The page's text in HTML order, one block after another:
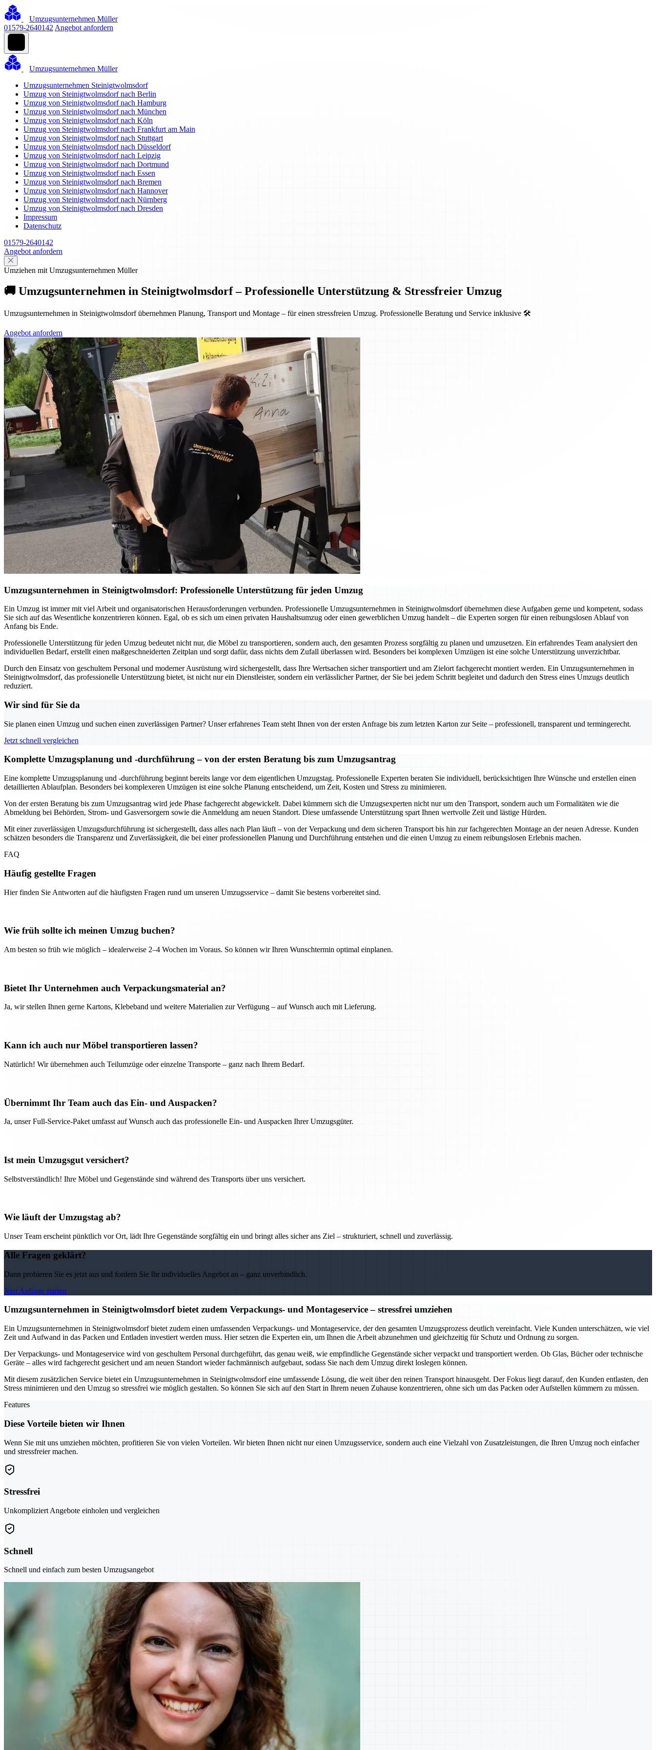
Umzugsunternehmen Müller
01579-2640142 Angebot anfordern
Umzugsunternehmen Müller
Umzugsunternehmen Steinigtwolmsdorf
Umzug von Steinigtwolmsdorf nach Berlin
Umzug von Steinigtwolmsdorf nach Hamburg
Umzug von Steinigtwolmsdorf nach München
Umzug von Steinigtwolmsdorf nach Köln
Umzug von Steinigtwolmsdorf nach Frankfurt am Main
Umzug von Steinigtwolmsdorf nach Stuttgart
Umzug von Steinigtwolmsdorf nach Düsseldorf
Umzug von Steinigtwolmsdorf nach Leipzig
Umzug von Steinigtwolmsdorf nach Dortmund
Umzug von Steinigtwolmsdorf nach Essen
Umzug von Steinigtwolmsdorf nach Bremen
Umzug von Steinigtwolmsdorf nach Hannover
Umzug von Steinigtwolmsdorf nach Nürnberg
Umzug von Steinigtwolmsdorf nach Dresden
Impressum
Datenschutz
01579-2640142
Angebot anfordern
Umziehen mit Umzugsunternehmen Müller
🚚 Umzugsunternehmen in Steinigtwolmsdorf – Professionelle Unterstützung & Stressfreier Umzug
Umzugsunternehmen in Steinigtwolmsdorf übernehmen Planung, Transport und Montage – für einen stressfreien Umzug. Professionelle Beratung und Service inklusive 🛠️
Angebot anfordern
Umzugsunternehmen in Steinigtwolmsdorf: Professionelle Unterstützung für jeden Umzug
Ein Umzug ist immer mit viel Arbeit und organisatorischen Herausforderungen verbunden. Professionelle Umzugsunternehmen in Steinigtwolmsdorf übernehmen diese Aufgaben gerne und kompetent, sodass
Sie sich auf das Wesentliche konzentrieren können. Egal, ob es sich um einen privaten Haushaltsumzug oder einen gewerblichen Umzug handelt – die Experten sorgen für einen reibungslosen Ablauf von
Anfang bis Ende.
Professionelle Unterstützung für jeden Umzug bedeutet nicht nur, die Möbel zu transportieren, sondern auch, den gesamten Prozess sorgfältig zu planen und umzusetzen. Ein erfahrendes Team analysiert den
individuellen Bedarf, erstellt einen maßgeschneiderten Zeitplan und sorgt dafür, dass nichts dem Zufall überlassen wird. Besonders bei komplexen Umzügen ist eine solche Unterstützung unverzichtbar.
Durch den Einsatz von geschultem Personal und moderner Ausrüstung wird sichergestellt, dass Ihre Wertsachen sicher transportiert und am Zielort fachgerecht montiert werden. Ein Umzugsunternehmen in
Steinigtwolmsdorf, das professionelle Unterstützung bietet, ist nicht nur ein Dienstleister, sondern ein verlässlicher Partner, der Sie bei jedem Schritt begleitet und dadurch den Stress eines Umzugs deutlich
reduziert.
Wir sind für Sie da
Sie planen einen Umzug und suchen einen zuverlässigen Partner? Unser erfahrenes Team steht Ihnen von der ersten Anfrage bis zum letzten Karton zur Seite – professionell, transparent und termingerecht.
Jetzt schnell vergleichen
Komplette Umzugsplanung und -durchführung – von der ersten Beratung bis zum Umzugsantrag
Eine komplette Umzugsplanung und -durchführung beginnt bereits lange vor dem eigentlichen Umzugstag. Professionelle Experten beraten Sie individuell, berücksichtigen Ihre Wünsche und erstellen einen
detaillierten Ablaufplan. Besonders bei komplexeren Umzügen ist eine solche Planung entscheidend, um Zeit, Kosten und Stress zu minimieren.
Von der ersten Beratung bis zum Umzugsantrag wird jede Phase fachgerecht abgewickelt. Dabei kümmern sich die Umzugsexperten nicht nur um den Transport, sondern auch um Formalitäten wie die
Abmeldung bei Behörden, Strom- und Gasversorgern sowie die Anmeldung am neuen Standort. Diese umfassende Unterstützung spart Ihnen wertvolle Zeit und lästige Hürden.
Mit einer zuverlässigen Umzugsdurchführung ist sichergestellt, dass alles nach Plan läuft – von der Verpackung und dem sicheren Transport bis hin zur fachgerechten Montage an der neuen Adresse. Kunden
schätzen besonders die Transparenz und Zuverlässigkeit, die bei einer professionellen Planung und Durchführung entstehen und die einen Umzug zu einem reibungslosen Erlebnis machen.
FAQ
Häufig gestellte Fragen
Hier finden Sie Antworten auf die häufigsten Fragen rund um unseren Umzugsservice – damit Sie bestens vorbereitet sind.
Wie früh sollte ich meinen Umzug buchen?
Am besten so früh wie möglich – idealerweise 2–4 Wochen im Voraus. So können wir Ihren Wunschtermin optimal einplanen.
Bietet Ihr Unternehmen auch Verpackungsmaterial an?
Ja, wir stellen Ihnen gerne Kartons, Klebeband und weitere Materialien zur Verfügung – auf Wunsch auch mit Lieferung.
Kann ich auch nur Möbel transportieren lassen?
Natürlich! Wir übernehmen auch Teilumzüge oder einzelne Transporte – ganz nach Ihrem Bedarf.
Übernimmt Ihr Team auch das Ein- und Auspacken?
Ja, unser Full-Service-Paket umfasst auf Wunsch auch das professionelle Ein- und Auspacken Ihrer Umzugsgüter.
Ist mein Umzugsgut versichert?
Selbstverständlich! Ihre Möbel und Gegenstände sind während des Transports über uns versichert.
Wie läuft der Umzugstag ab?
Unser Team erscheint pünktlich vor Ort, lädt Ihre Gegenstände sorgfältig ein und bringt alles sicher ans Ziel – strukturiert, schnell und zuverlässig.
Alle Fragen geklärt?
Dann probieren Sie es jetzt aus und fordern Sie Ihr individuelles Angebot an – ganz unverbindlich.
Jetzt Anfrage starten
Umzugsunternehmen in Steinigtwolmsdorf bietet zudem Verpackungs- und Montageservice – stressfrei umziehen
Ein Umzugsunternehmen in Steinigtwolmsdorf bietet zudem einen umfassenden Verpackungs- und Montageservice, der den gesamten Umzugsprozess deutlich vereinfacht. Viele Kunden unterschätzen, wie viel
Zeit und Aufwand in das Packen und Entladen investiert werden muss. Hier setzen die Experten ein, um Ihnen die Arbeit abzunehmen und gleichzeitig für Schutz und Ordnung zu sorgen.
Der Verpackungs- und Montageservice wird von geschultem Personal durchgeführt, das genau weiß, wie empfindliche Gegenstände sicher verpackt und transportiert werden. Ob Glas, Bücher oder technische
Geräte – alles wird fachgerecht gesichert und am neuen Standort wieder fachmännisch aufgebaut, sodass Sie nach dem Umzug direkt loslegen können.
Mit diesem zusätzlichen Service bietet ein Umzugsunternehmen in Steinigtwolmsdorf eine umfassende Lösung, die weit über den reinen Transport hinausgeht. Der Fokus liegt darauf, den Kunden entlasten, den
Stress minimieren und den Umzug so stressfrei wie möglich gestalten. So können Sie sich auf den Start in Ihrem neuen Zuhause konzentrieren, ohne sich um das Packen oder Aufstellen kümmern zu müssen.
Features
Diese Vorteile bieten wir Ihnen
Wenn Sie mit uns umziehen möchten, profitieren Sie von vielen Vorteilen. Wir bieten Ihnen nicht nur einen Umzugsservice, sondern auch eine Vielzahl von Zusatzleistungen, die Ihren Umzug noch einfacher
und stressfreier machen.
Stressfrei
Unkompliziert Angebote einholen und vergleichen
Schnell
Schnell und einfach zum besten Umzugsangebot